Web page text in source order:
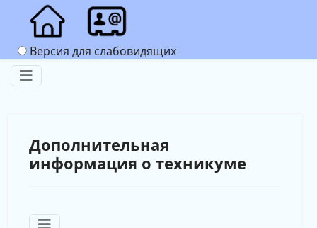
Версия для слабовидящих
Дополнительная
информация о техникуме